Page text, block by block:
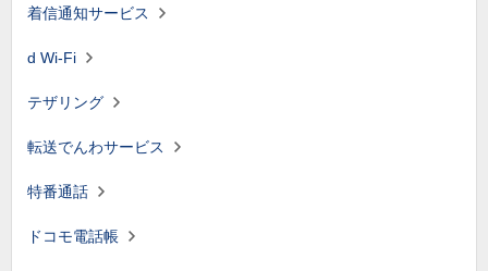
着信通知サービス
d Wi-Fi
テザリング
転送でんわサービス
特番通話
ドコモ電話帳